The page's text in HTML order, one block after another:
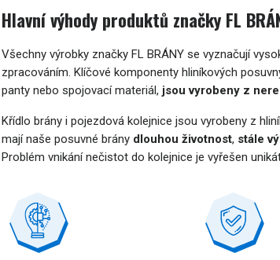
Hlavní výhody produktů značky FL
Všechny výrobky značky FL BRÁNY se vyznačují
zpracováním. Klíčové komponenty hliníkových
panty nebo spojovací materiál, jsou vyrobeny z
Křídlo brány i pojezdová kolejnice jsou vyrobeny z
mají naše posuvné brány dlouhou životnost, stále
Problém vnikání nečistot do kolejnice je vyřešen